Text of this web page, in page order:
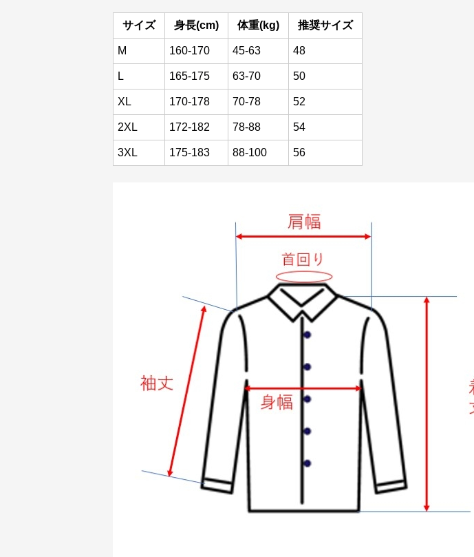
サイズ 身長(cm) 体重(kg) 推奨サイズ
M 160-170 45-63 48
L 165-175 63-70 50
XL 170-178 70-78 52
2XL 172-182 78-88 54
3XL 175-183 88-100 56